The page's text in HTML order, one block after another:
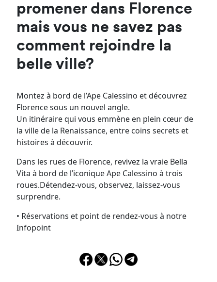
promener dans Florence
mais vous ne savez pas
comment rejoindre la
belle ville?
Montez à bord de l’Ape Calessino et découvrez
Florence sous un nouvel angle.
Un itinéraire qui vous emmène en plein cœur de
la ville de la Renaissance, entre coins secrets et
histoires à découvrir.
Dans les rues de Florence, revivez la vraie Bella
Vita à bord de l’iconique Ape Calessino à trois
roues.Détendez-vous, observez, laissez-vous
surprendre.
• Réservations et point de rendez-vous à notre
Infopoint